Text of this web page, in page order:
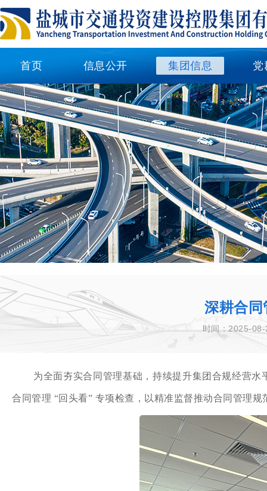
首页 信息公开 集团信息 党
深耕合同
时间：2025-
为全面夯实合同管理基础，持续提升集团合规经营
合同管理 “回头看” 专项检查，以精准监督推动合同管理